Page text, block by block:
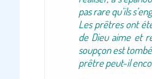
pas rare qu’ils
Les prêtres ont
de Dieu aime et
soupçon est
prêtre peut-il